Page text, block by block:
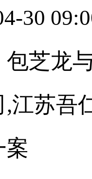
30
包芝龙
,江苏吾
案